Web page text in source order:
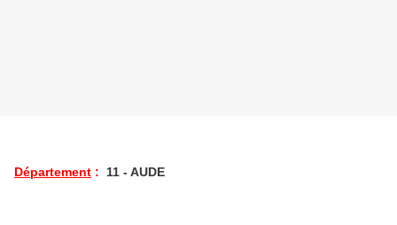
Département : 11 - AUDE